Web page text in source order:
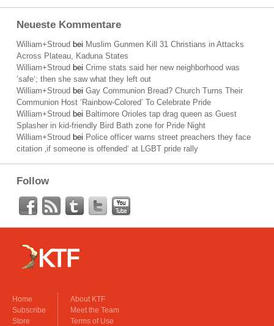
Neueste Kommentare
William+Stroud bei Muslim Gunmen Kill 31 Christians in Attacks
Across Plateau, Kaduna States
William+Stroud bei Crime stats said her new neighborhood was
’safe‘; then she saw what they left out
William+Stroud bei Gay Communion Bread? Church Turns Their
Communion Host ‘Rainbow-Colored’ To Celebrate Pride
William+Stroud bei Baltimore Orioles tap drag queen as Guest
Splasher in kid-friendly Bird Bath zone for Pride Night
William+Stroud bei Police officer warns street preachers they face
citation ‚if someone is offended‘ at LGBT pride rally
Follow
Home
Subscribe
Store
About KTF
Meet the Team
Terms of Use